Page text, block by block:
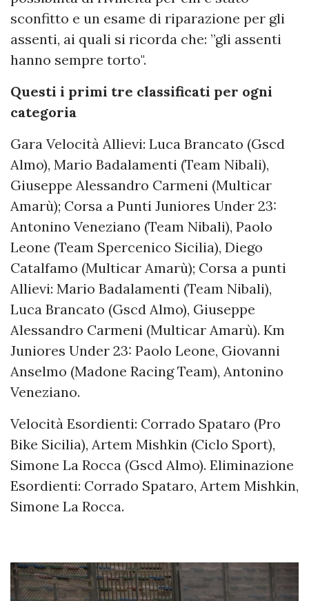
sconfitto e un esame di riparazione per gli
assenti, ai quali si ricorda che: ”gli assenti
hanno sempre torto".
Questi i primi tre classificati per ogni
categoria
Gara Velocità Allievi: Luca Brancato (Gscd
Almo), Mario Badalamenti (Team Nibali),
Giuseppe Alessandro Carmeni (Multicar
Amarù); Corsa a Punti Juniores Under 23:
Antonino Veneziano (Team Nibali), Paolo
Leone (Team Spercenico Sicilia), Diego
Catalfamo (Multicar Amarù); Corsa a punti
Allievi: Mario Badalamenti (Team Nibali),
Luca Brancato (Gscd Almo), Giuseppe
Alessandro Carmeni (Multicar Amarù). Km
Juniores Under 23: Paolo Leone, Giovanni
Anselmo (Madone Racing Team), Antonino
Veneziano.
Velocità Esordienti: Corrado Spataro (Pro
Bike Sicilia), Artem Mishkin (Ciclo Sport),
Simone La Rocca (Gscd Almo). Eliminazione
Esordienti: Corrado Spataro, Artem Mishkin,
Simone La Rocca.